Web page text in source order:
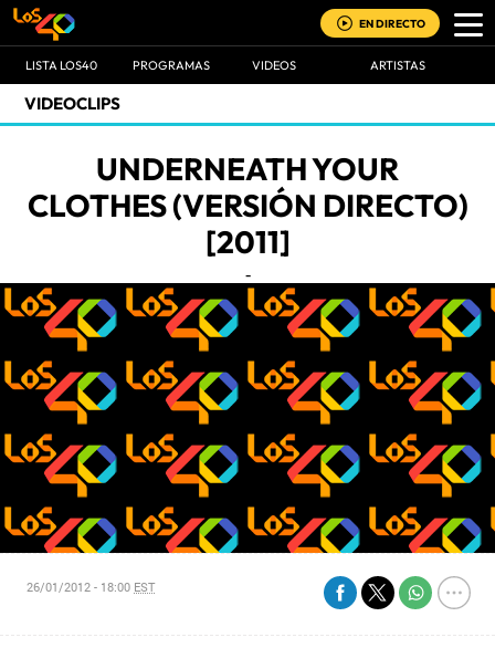
EN DIRECTO
LISTA LOS40 PROGRAMAS VIDEOS ARTISTAS
VIDEOCLIPS
UNDERNEATH YOUR
CLOTHES (VERSIÓN DIRECTO)
[2011]
-
26/01/2012 - 18:00 EST